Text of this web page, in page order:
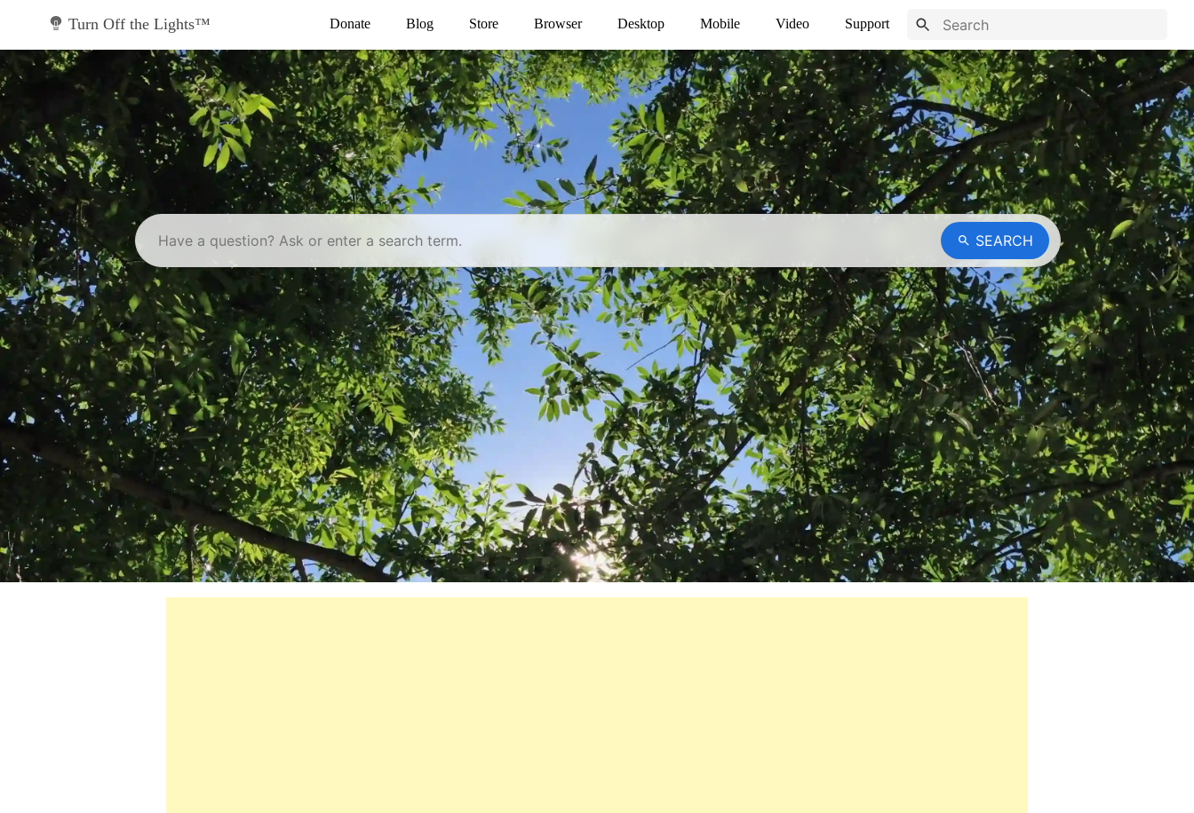
Turn Off the Lights™ Donate Blog Store Browser Desktop Mobile Video Support
SEARCH